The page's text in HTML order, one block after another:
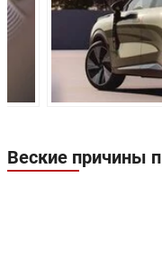
Веские причины